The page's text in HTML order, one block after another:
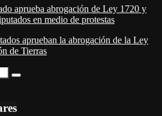
aprueba abrogación de Ley 1720 y
en medio de protestas
aprueban la abrogación de la Ley
de Tierras
Search